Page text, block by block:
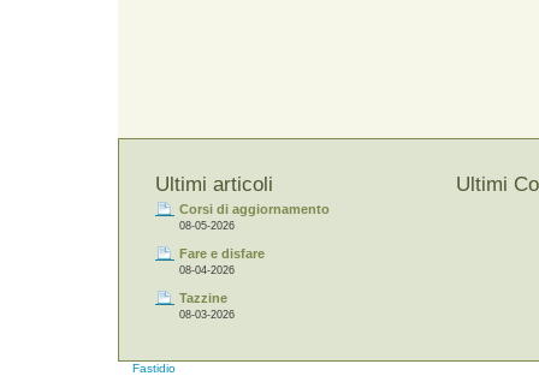
Ultimi articoli
Corsi di aggiornamento
08-05-2026
Fare e disfare
08-04-2026
Tazzine
08-03-2026
Ultimi
Fastidio